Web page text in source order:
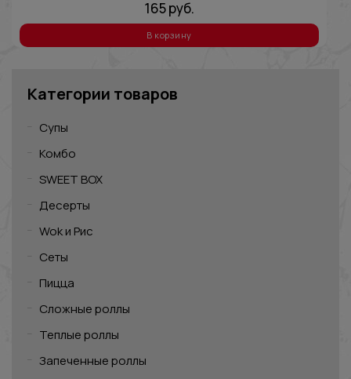
165руб.
В корзину
Категории товаров
Супы
Комбо
SWEET BOX
Десерты
Wok и Рис
Сеты
Пицца
Сложные роллы
Теплые роллы
Запеченные роллы